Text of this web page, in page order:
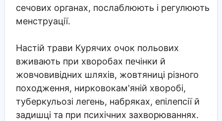
сечових органах, послаблюють і регулюють
менструації.
Настій трави Курячих очок польових
вживають при хворобах печінки й
жовчовивідних шляхів, жовтяниці різного
походження, нирковокам'яній хворобі,
туберкульозі легень, набряках, епілепсії й
задишці та при психічних захворюваннях.